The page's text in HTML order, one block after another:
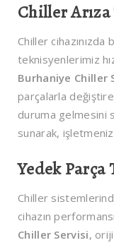
Chiller Arıza
Chiller
teknisyenlerimiz
Burhaniye Chiller
parçalarla
duruma gelmesini
sunarak,
Yedek Parça
Chiller
cihazın
Chiller Servisi,